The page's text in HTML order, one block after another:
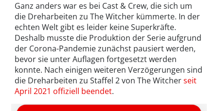
Ganz anders war es bei Cast & Crew, die sich um
die Dreharbeiten zu The Witcher kümmerte. In der
echten Welt gibt es leider keine Superkräfte.
Deshalb musste die Produktion der Serie aufgrund
der Corona-Pandemie zunächst pausiert werden,
bevor sie unter Auflagen fortgesetzt werden
konnte. Nach einigen weiteren Verzögerungen sind
die Dreharbeiten zu Staffel 2 von The Witcherseit
April 2021 offiziell beendet.